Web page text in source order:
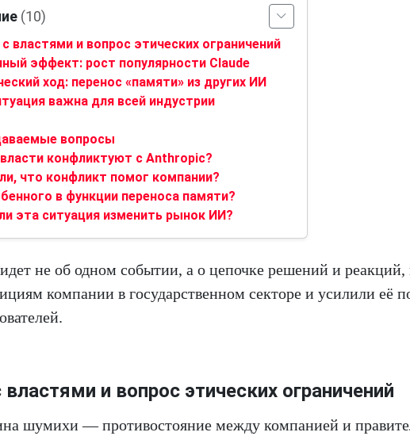
(10)
властями и вопрос этических ограничений
эффект: рост популярности Claude
ход: перенос «памяти» из других ИИ
важна для всей индустрии
вопросы
конфликтуют с Anthropic?
что конфликт помог компании?
в функции переноса памяти?
эта ситуация изменить рынок ИИ?
не об одном событии, а о цепочке решений и
компании в государственном секторе и усилили её
и вопрос этических ограничений
шумихи — противостояние между компанией и